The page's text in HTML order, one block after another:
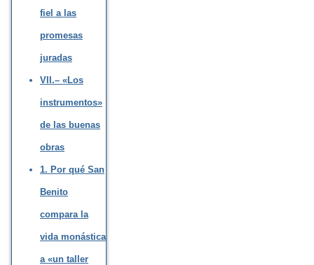
fiel a las
promesas
juradas
VII.– «Los
instrumentos»
de las buenas
obras
1. Por qué San
Benito
compara la
vida monástica
a «un taller